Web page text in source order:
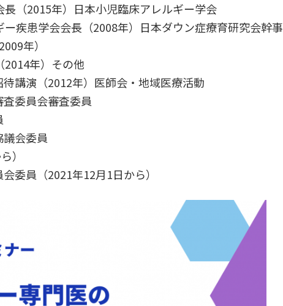
（2015年）日本小児臨床アレルギー学会
疾患学会会長（2008年）日本ダウン症療育研究会幹事
年）
年）その他
講演（2012年）医師会・地域医療活動
委員会審査委員
会委員
）
委員（2021年12月1日から）